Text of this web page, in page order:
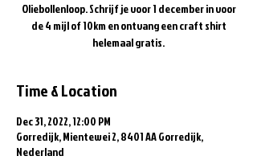
Oliebollenloop. Schrijf je voor 1 december in voor
de 4 mijl of 10km en ontvang een craft shirt
helemaal gratis.
Time & Location
Dec 31, 2022, 12:00 PM
Gorredijk, Mientewei 2, 8401 AA Gorredijk,
Nederland